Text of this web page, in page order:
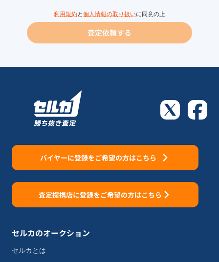
利用規約と 個人情報の取り扱いに同意の上
査定依頼する
バイヤーに登録をご希望の方はこちら
査定提携店に登録をご希望の方はこちら
セルカのオークション
セルカとは